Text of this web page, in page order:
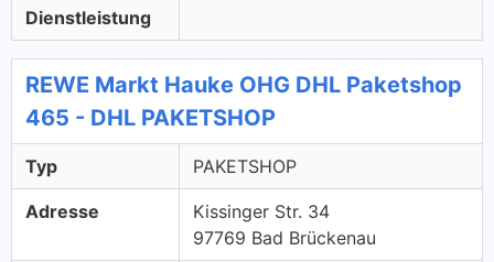
Dienstleistung
REWE Markt Hauke OHG DHL Paketshop
465 - DHL PAKETSHOP
Typ PAKETSHOP
Adresse
Kissinger Str. 34
97769 Bad Brückenau